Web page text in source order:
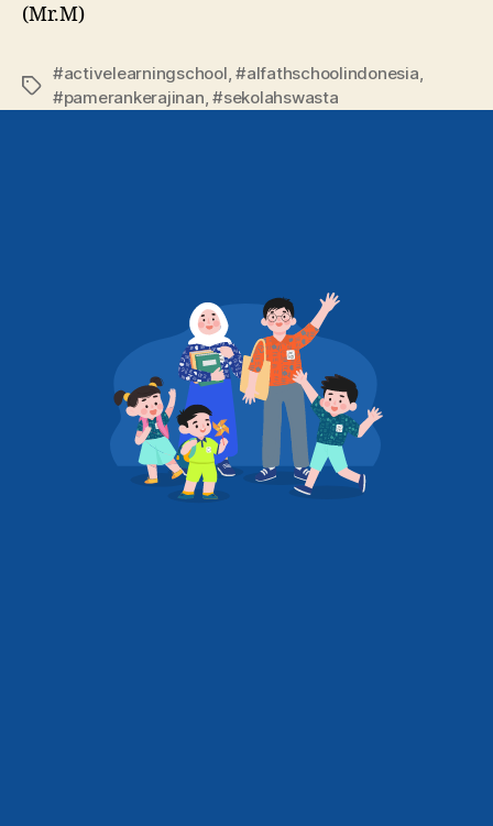
(Mr.M)
#activelearningschool ,#alfathschoolindonesia
#pamerankerajinan ,#sekolahswasta